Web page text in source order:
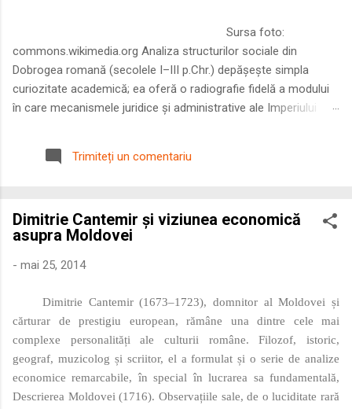
Sursa foto:
commons.wikimedia.org Analiza structurilor sociale din
Dobrogea romană (secolele I–III p.Chr.) depășește simpla
curiozitate academică; ea oferă o radiografie fidelă a modului
în care mecanismele juridice și administrative ale Imperiului
Într-o epocă în care prosperitatea excepțională a lumii romane
era susținută de o mobilitate socială dinamică și de o libertate
roman – în special a cetățenilor romani ( cives Romani ) în
țesutul urban și rural dobrogean – ne permite să măsurăm cu
precizie profunzimea și ritmul procesului de rom...
Trimiteți un comentariu
Dimitrie Cantemir și viziunea economică
asupra Moldovei
- mai 25, 2014
Dimitrie Cantemir (1673–1723), domnitor al Moldovei și
cărturar de prestigiu european, rămâne una dintre cele mai
complexe personalități ale culturii române. Filozof, istoric,
geograf, muzicolog și scriitor, el a formulat și o serie de analize
economice remarcabile, în special în lucrarea sa fundamentală,
Descrierea Moldovei (1716). Observațiile sale, de o luciditate rară